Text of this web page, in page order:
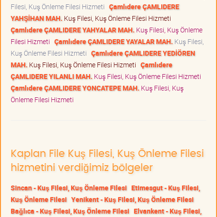
Filesi, Kuş Önleme Filesi Hizmeti Çamlıdere ÇAMLIDERE
YAHŞİHAN MAH. Kuş Filesi, Kuş Önleme Filesi Hizmeti
Çamlıdere ÇAMLIDERE YAHYALAR MAH. Kuş Filesi, Kuş Önleme
Filesi Hizmeti Çamlıdere ÇAMLIDERE YAYALAR MAH. Kuş Filesi,
Kuş Önleme Filesi Hizmeti Çamlıdere ÇAMLIDERE YEDİÖREN
MAH. Kuş Filesi, Kuş Önleme Filesi Hizmeti Çamlıdere
ÇAMLIDERE YILANLI MAH. Kuş Filesi, Kuş Önleme Filesi Hizmeti
Çamlıdere ÇAMLIDERE YONCATEPE MAH. Kuş Filesi, Kuş
Önleme Filesi Hizmeti
Kaplan File Kuş Filesi, Kuş Önleme Filesi
hizmetini verdiğimiz bölgeler
Sincan - Kuş Filesi, Kuş Önleme Filesi Etimesgut - Kuş Filesi,
Kuş Önleme Filesi Yenikent - Kuş Filesi, Kuş Önleme Filesi
Bağlıca - Kuş Filesi, Kuş Önleme Filesi Elvankent - Kuş Filesi,